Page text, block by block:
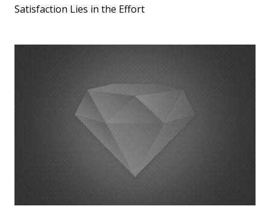
Satisfaction Lies in the Effort